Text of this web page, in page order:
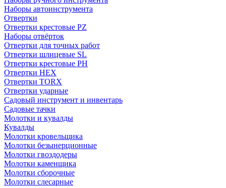
Наборы автоинструмента
Отвертки
Отвертки крестовые PZ
Наборы отвёрток
Отвертки для точных работ
Отвертки шлицевые SL
Отвертки крестовые PH
Отвертки HEX
Отвертки TORX
Отвертки ударные
Садовый инструмент и инвентарь
Садовые тачки
Молотки и кувалды
Кувалды
Молотки кровельщика
Молотки безынерционные
Молотки гвоздодеры
Молотки каменщика
Молотки сборочные
Молотки слесарные